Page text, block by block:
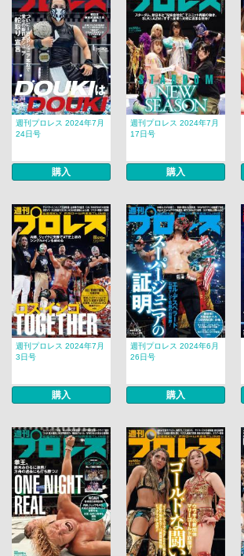
週刊プロレス 2024年7月
24日号
購入
週刊プロレス 2024年7月
17日号
購入
週刊プロレス 2024年7月
3日号
購入
週刊プロレス 2024年6月
26日号
購入